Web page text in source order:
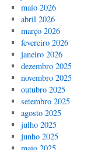
maio 2026
abril 2026
março 2026
fevereiro 2026
janeiro 2026
dezembro 2025
novembro 2025
outubro 2025
setembro 2025
agosto 2025
julho 2025
junho 2025